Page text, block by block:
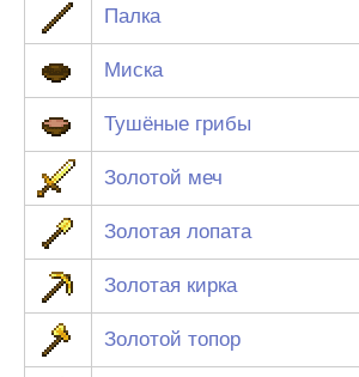
Палка
Миска
Тушёные грибы
Золотой меч
Золотая лопата
Золотая кирка
Золотой топор